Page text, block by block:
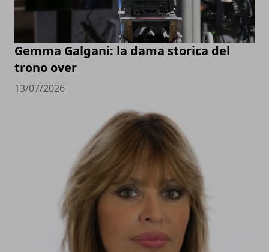
Gemma Galgani: la dama storica del
trono over
13/07/2026